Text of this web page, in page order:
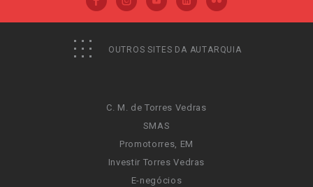
OUTROS SITES DA AUTARQUIA
C. M. de Torres Vedras
SMAS
Promotorres, EM
Investir Torres Vedras
E-negócios